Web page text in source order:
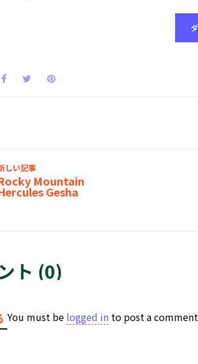
しい記事
Mountain
Gesha
ト (0)
You must be logged in to post a